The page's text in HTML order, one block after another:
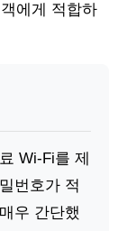
에게 적합하
Wi-Fi를 제
번호가 적
우 간단했